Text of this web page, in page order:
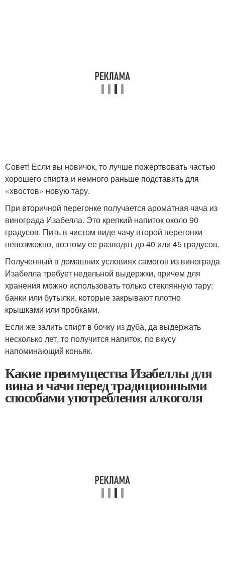
Совет! Если вы новичок, то лучше пожертвовать частью
хорошего спирта и немного раньше подставить для
«хвостов» новую тару.
При вторичной перегонке получается ароматная чача из
винограда Изабелла. Это крепкий напиток около 90
градусов. Пить в чистом виде чачу второй перегонки
невозможно, поэтому ее разводят до 40 или 45 градусов.
Полученный в домашних условиях самогон из винограда
Изабелла требует недельной выдержки, причем для
хранения можно использовать только стеклянную тару:
банки или бутылки, которые закрывают плотно
крышками или пробками.
Если же залить спирт в бочку из дуба, да выдержать
несколько лет, то получится напиток, по вкусу
напоминающий коньяк.
Какие преимущества Изабеллы для
вина и чачи перед традиционными
способами употребления алкоголя